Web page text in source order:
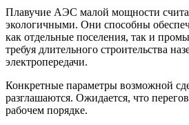
Плавучие АЭС малой мощности
экологичными. Они способны
как отдельные поселения, так и
требуя длительного строительства
электропередачи.
Конкретные параметры возможной
разглашаются. Ожидается, что
рабочем порядке.